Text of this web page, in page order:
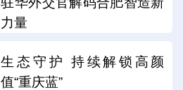
力量
生态守护 持续解锁高颜
值“重庆蓝”